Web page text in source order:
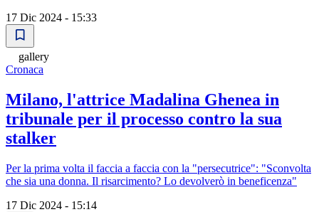
17 Dic 2024 - 15:33
gallery
Cronaca
Milano, l'attrice Madalina Ghenea in
tribunale per il processo contro la sua
stalker
Per la prima volta il faccia a faccia con la "persecutrice": "Sconvolta
che sia una donna. Il risarcimento? Lo devolverò in beneficenza"
17 Dic 2024 - 15:14